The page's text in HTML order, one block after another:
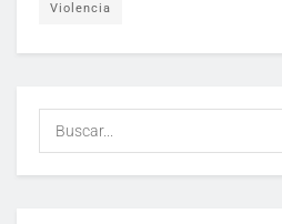
Violencia